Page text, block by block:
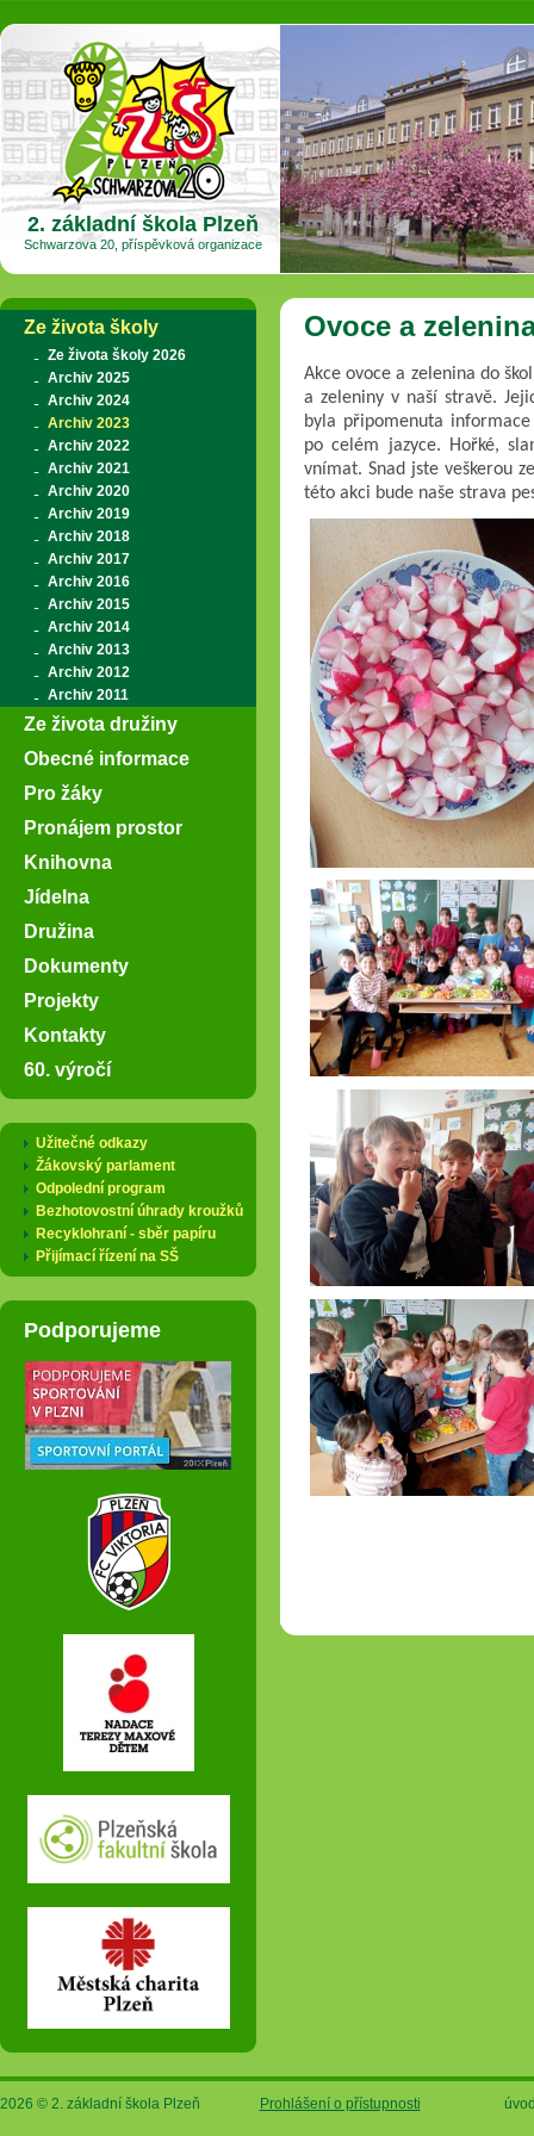
2. základní škola Plzeň
Schwarzova 20, příspěvková organizace
Ovoce a
Akce ovoce a zelenina do
a zeleniny v naší stravě.
byla připomenuta
po celém jazyce. Hořké,
vnímat. Snad jste veškerou
této akci bude naše strava
Ze života školy
Ze života školy 2026
Archiv 2025
Archiv 2024
Archiv 2023
Archiv 2022
Archiv 2021
Archiv 2020
Archiv 2019
Archiv 2018
Archiv 2017
Archiv 2016
Archiv 2015
Archiv 2014
Archiv 2013
Archiv 2012
Archiv 2011
Ze života družiny
Obecné informace
Pro žáky
Pronájem prostor
Knihovna
Jídelna
Družina
Dokumenty
Projekty
Kontakty
60. výročí
Užitečné odkazy
Žákovský parlament
Odpolední program
Bezhotovostní úhrady kroužků
Recyklohraní - sběr papíru
Přijímací řízení na SŠ
Podporujeme
2026 © 2. základní škola Plzeň Prohlášení o přístupnosti